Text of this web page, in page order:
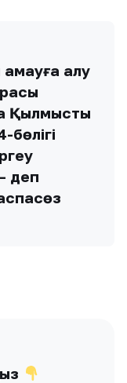
алу
Қылмыстық
деп